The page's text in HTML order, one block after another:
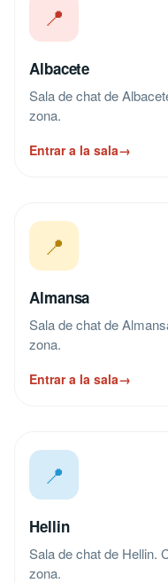
📍
Albacete
Sala de chat de
zona.
Entrar a la sala→
📍
Almansa
Sala de chat de
zona.
Entrar a la sala→
📍
Hellin
Sala de chat de Hellin.
zona.